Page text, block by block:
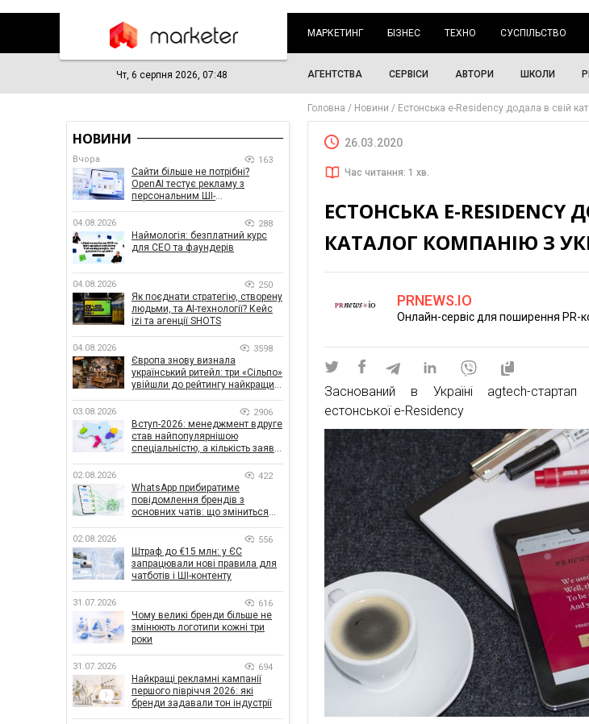
МАРКЕТИНГ БІЗНЕС ТЕХНО СУСПІЛЬСТВО
Чт, 6 серпня 2026, 07:48 АГЕНТСТВА СЕРВІСИ АВТОРИ ШКОЛИ
Головна Новини Естонська e-Residency додала в свій
26.03.2020
Час читання: 1 хв.
ЕСТОНСЬКА E-RESIDENCY
КАТАЛОГ КОМПАНІЮ З
PRNEWS.IO
Онлайн-сервіс для поширення PR-
Заснований в Україні аgtech-стартап
естонської e-Residency
НОВИНИ
Вчора 163
Сайти більше не потрібні?
OpenAI тестує рекламу з
персональним ШІ-
04.08.2026 288
Наймологія: безплатний курс
для CEO та фаундерів
04.08.2026 250
Як поєднати стратегію, створену
людьми, та AI-технології? Кейс
izi та агенції SHOTS
04.08.2026 3598
Європа знову визнала
український ритейл: три «Сільпо»
увійшли до рейтингу найкращих
03.08.2026 2906
Вступ-2026: менеджмент вдруге
став найпопулярнішою
спеціальністю, а кількість заяв
02.08.2026 422
WhatsApp прибиратиме
повідомлення брендів з
основних чатів: що зміниться
02.08.2026 556
Штраф до €15 млн: у ЄС
запрацювали нові правила для
чатботів і ШІ-контенту
31.07.2026 616
Чому великі бренди більше не
змінюють логотипи кожні три
роки
31.07.2026 694
Найкращі рекламні кампанії
першого півріччя 2026: які
бренди задавали тон індустрії